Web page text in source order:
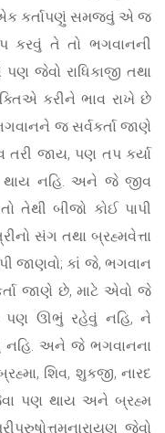
કર્તાપણું સમજવું એ જ
તે તો ભગવાનની
જેવો રાધિકાજી તથા
કરીને ભાવ રાખે છે
જ સર્વકર્તા જાણે
જાય, પણ તપ કર્યા
થાય નહિ. અને જે જીવ
તેથી બીજો કોઈ પાપી
સંગ તથા બ્રહ્મવેત્તા
જાણવો; કાં જે, ભગવાન
જાણે છે, માટે એવો જે
પણ ઊભું રહેવું નહિ, ને
અને જે ભગવાનના
શિવ, શુકજી, નારદ
પણ થાય અને બ્રહ્મ
જેવો